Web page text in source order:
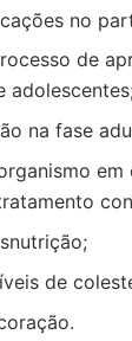
no
de
na fase
em
de